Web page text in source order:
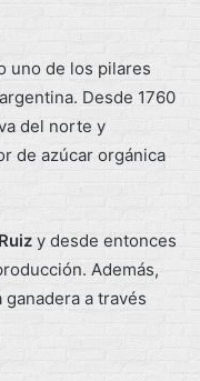
uno de los pilares
Desde 1760
del norte y
de azúcar orgánica
y desde entonces
Además,
a través